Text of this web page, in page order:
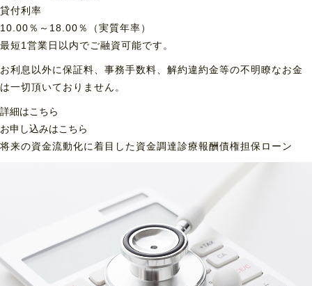
貸付利率
10.00％～18.00％（実質年率）
最短1営業日以内でご融資可能です。
お利息以外に保証料、事務手数料、解約違約金等の不明瞭なお金
は一切頂いておりません。
詳細はこちら
お申し込みはこちら
将来の資金流動化に着目した資金調達診療報酬債権担保ローン